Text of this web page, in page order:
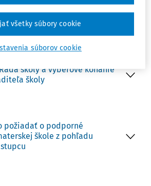
koho – ako udržať hranice
školy a výberové konanie
školy
požiadať o podporné
škole z pohľadu
súborov cookie
všetky súbory cookie